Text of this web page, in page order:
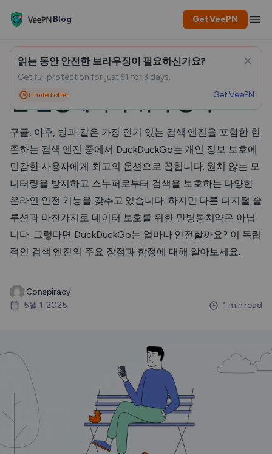
Blog Get VeePN
덕덕고는 안전한가요? 검색 엔
진 환경에서의 위치 평가
구글, 야후, 빙과 같은 가장 인기 있는 검색 엔진을 포함한 현
존하는 검색 엔진 중에서 DuckDuckGo는 개인 정보 보호에
민감한 사용자에게 최고의 옵션으로 꼽힙니다. 원치 않는 모
니터링을 방지하고 스누퍼로부터 검색을 보호하는 다양한
온라인 안전 기능을 갖추고 있습니다. 하지만 다른 디지털 솔
루션과 마찬가지로 데이터 보호를 위한 만병통치약은 아닙
니다. 그렇다면 DuckDuckGo는 얼마나 안전할까요? 이 독립
적인 검색 엔진의 주요 장점과 함정에 대해 알아보세요.
Conspiracy
5월 1, 2025
1 min read
읽는 동안 안전한 브라우징이 필요하신가요?
Get full protection for just $1 for 3 days.
Limited offer Get VeePN